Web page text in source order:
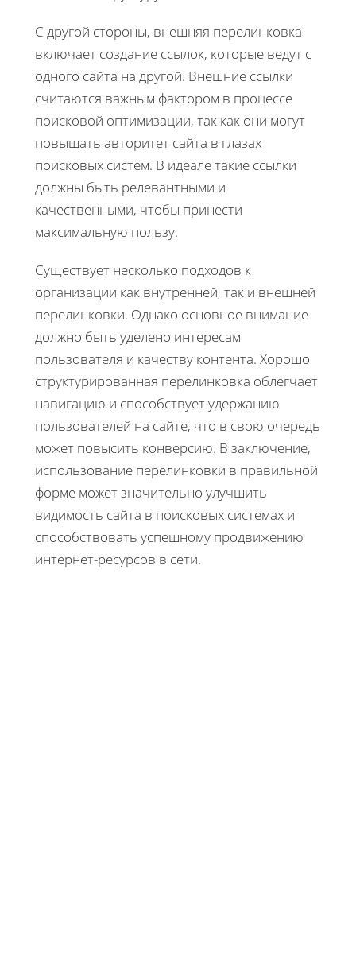
С другой стороны, внешняя перелинковка
включает создание ссылок, которые ведут с
одного сайта на другой. Внешние ссылки
считаются важным фактором в процессе
поисковой оптимизации, так как они могут
повышать авторитет сайта в глазах
поисковых систем. В идеале такие ссылки
должны быть релевантными и
качественными, чтобы принести
максимальную пользу.
Существует несколько подходов к
организации как внутренней, так и внешней
перелинковки. Однако основное внимание
должно быть уделено интересам
пользователя и качеству контента. Хорошо
структурированная перелинковка облегчает
навигацию и способствует удержанию
пользователей на сайте, что в свою очередь
может повысить конверсию. В заключение,
использование перелинковки в правильной
форме может значительно улучшить
видимость сайта в поисковых системах и
способствовать успешному продвижению
интернет-ресурсов в сети.